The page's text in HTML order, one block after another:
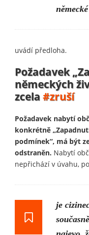
uvádí předloha.
Požadavek
německých
zcela#zruší
Požadavek nabytí
konkrétně
podmínek“, má být
odstraněn. Nabytí
nepřichází v úvahu,
je